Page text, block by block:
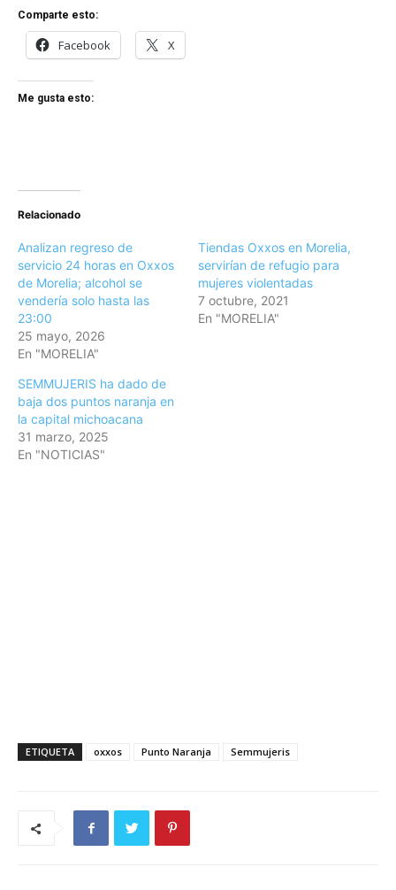
Comparte esto:
Facebook X
Me gusta esto:
Relacionado
Analizan regreso de
servicio 24 horas en Oxxos
de Morelia; alcohol se
vendería solo hasta las
23:00
25 mayo, 2026
En "MORELIA"
Tiendas Oxxos en Morelia,
servirían de refugio para
mujeres violentadas
7 octubre, 2021
En "MORELIA"
SEMMUJERIS ha dado de
baja dos puntos naranja en
la capital michoacana
31 marzo, 2025
En "NOTICIAS"
ETIQUETA oxxos Punto Naranja Semmujeris